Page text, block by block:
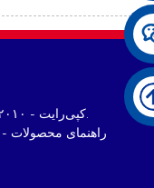
© کپی‌رایت - ۲۰۱۰-۲۰۲۳: تمامی حقوق محفوظ است.
راهنمای محصولات -